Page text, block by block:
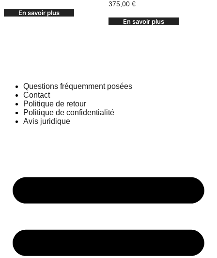
En savoir plus
375,00 €
En savoir plus
Questions fréquemment posées
Contact
Politique de retour
Politique de confidentialité
Avis juridique